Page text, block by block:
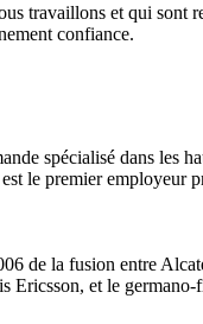
travaillons et qui
confiance.
spécialisé dans les
le premier employeur
de la fusion entre
Ericsson, et le